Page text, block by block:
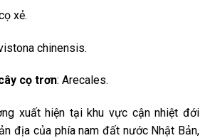
xẻ.
chinensis.
cọ trơn: Arecales.
xuất hiện tại khu vực cận nhiệt đới
địa của phía nam đất nước Nhật Bản,